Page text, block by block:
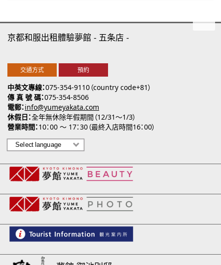
中英文專線 075-354-9110（country code+81）
傳 真 號 碼 075-354-8506
電郵 info@yumeyakata.com
休假日 全年無休除年假期間（12/31～1/3）
營業時間 10：00 ～ 17：30（最終入店時間16：00）
京都和服出租體驗夢館 五条店
交通方式 預約